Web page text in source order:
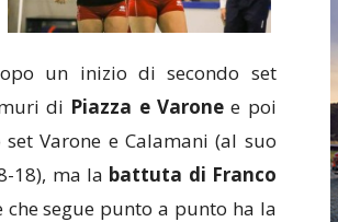
un inizio di secondo set
di Piazza e Varone e poi
Varone e Calamani (al suo
18), ma la battuta di Franco
che segue punto a punto ha la